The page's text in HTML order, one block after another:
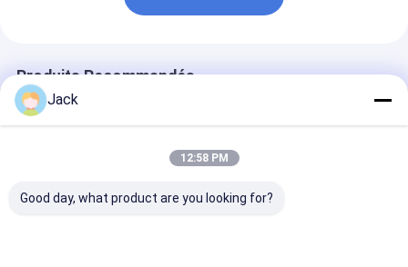
Produits Recommandés
Jack
12:58 PM
Good day, what product are you looking for?